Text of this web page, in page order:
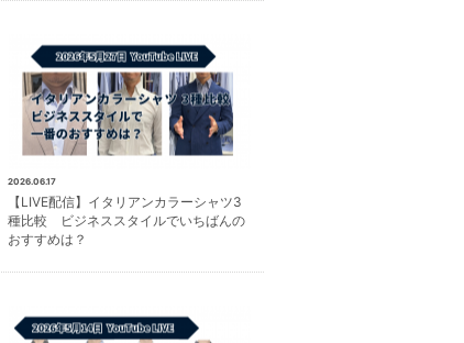
2026.06.17
【LIVE配信】イタリアンカラーシャツ3
種比較 ビジネススタイルでいちばんの
おすすめは？